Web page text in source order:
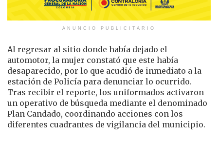
ANUNCIO PUBLICITARIO
Al regresar al sitio donde había dejado el
automotor, la mujer constató que este había
desaparecido, por lo que acudió de inmediato a la
estación de Policía para denunciar lo ocurrido.
Tras recibir el reporte, los uniformados activaron
un operativo de búsqueda mediante el denominado
Plan Candado, coordinando acciones con los
diferentes cuadrantes de vigilancia del municipio.